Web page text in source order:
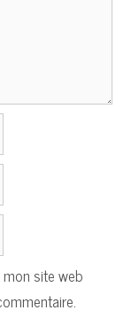
site web